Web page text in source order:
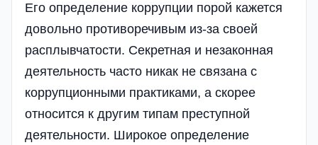
Его определение коррупции порой кажется
довольно противоречивым из-за своей
расплывчатости. Секретная и незаконная
деятельность часто никак не связана с
коррупционными практиками, а скорее
относится к другим типам преступной
деятельности. Широкое определение